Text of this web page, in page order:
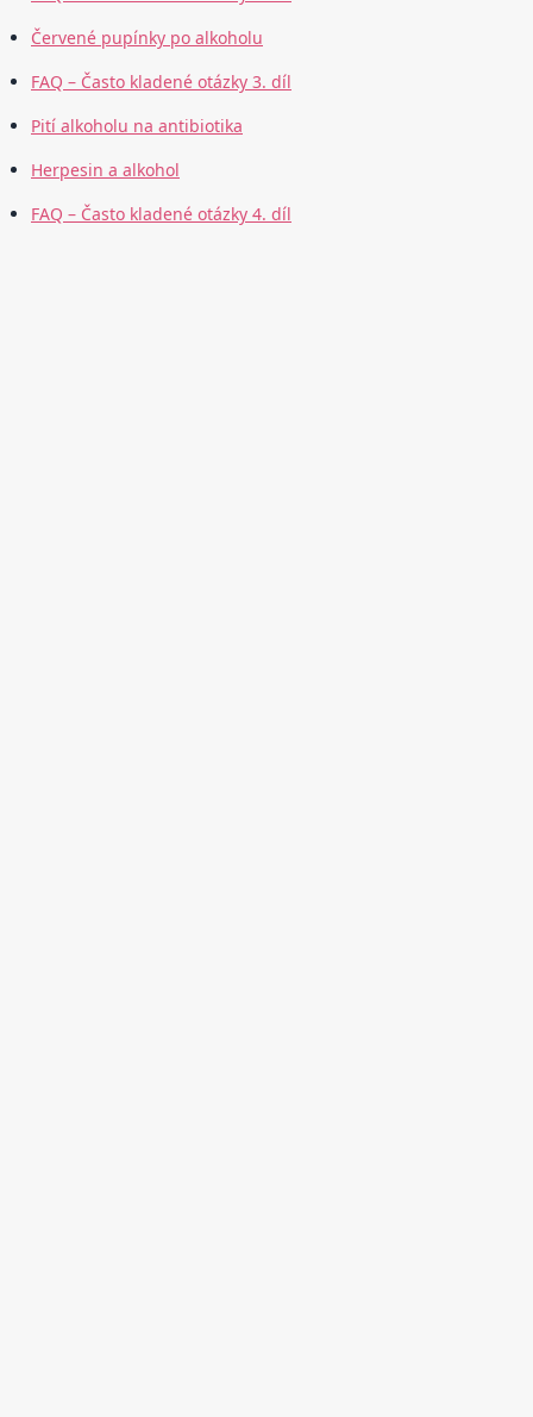
Červené pupínky po alkoholu
FAQ – Často kladené otázky 3. díl
Pití alkoholu na antibiotika
Herpesin a alkohol
FAQ – Často kladené otázky 4. díl